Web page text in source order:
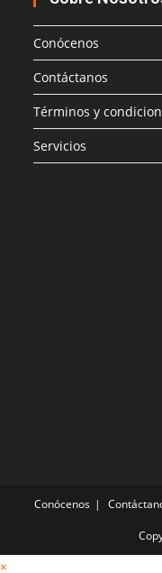
Conócenos
Contáctanos
Términos y
Servicios
Conócenos
×